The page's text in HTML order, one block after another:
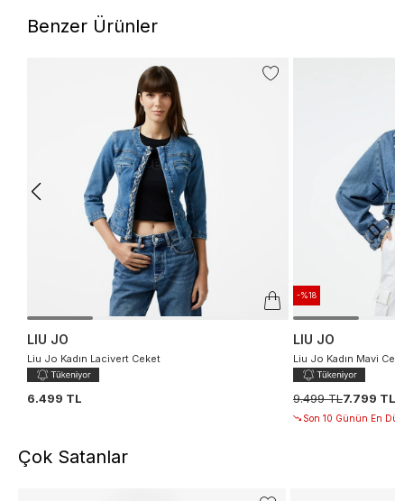
Benzer Ürünler
LIU JO
Liu Jo Kadın Lacivert Ceket
6.499 TL
-%18
LIU JO
Liu Jo Kadın Mavi
9.499 TL7.799 TL
Son 10 Günün En
Çok Satanlar